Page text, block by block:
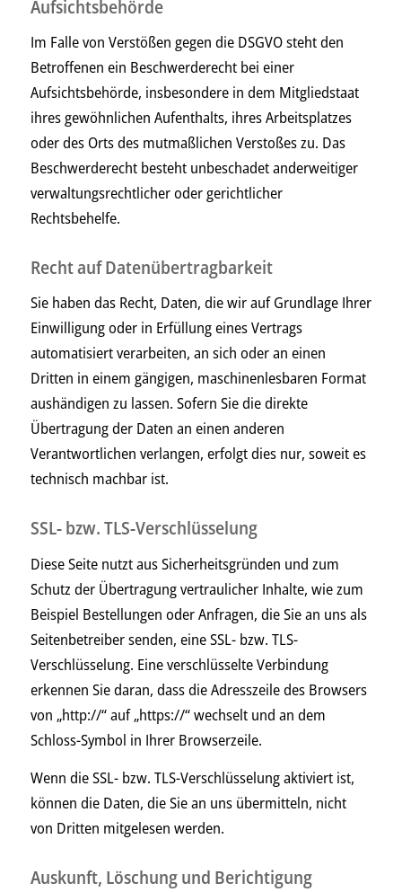
Aufsichts­behörde
Im Falle von Verstößen gegen die DSGVO steht den
Betroffenen ein Beschwerderecht bei einer
Aufsichtsbehörde, insbesondere in dem Mitgliedstaat
ihres gewöhnlichen Aufenthalts, ihres Arbeitsplatzes
oder des Orts des mutmaßlichen Verstoßes zu. Das
Beschwerderecht besteht unbeschadet anderweitiger
verwaltungsrechtlicher oder gerichtlicher
Rechtsbehelfe.
Recht auf Daten­übertrag­barkeit
Sie haben das Recht, Daten, die wir auf Grundlage Ihrer
Einwilligung oder in Erfüllung eines Vertrags
automatisiert verarbeiten, an sich oder an einen
Dritten in einem gängigen, maschinenlesbaren Format
aushändigen zu lassen. Sofern Sie die direkte
Übertragung der Daten an einen anderen
Verantwortlichen verlangen, erfolgt dies nur, soweit es
technisch machbar ist.
SSL- bzw. TLS-Verschlüsselung
Diese Seite nutzt aus Sicherheitsgründen und zum
Schutz der Übertragung vertraulicher Inhalte, wie zum
Beispiel Bestellungen oder Anfragen, die Sie an uns als
Seitenbetreiber senden, eine SSL- bzw. TLS-
Verschlüsselung. Eine verschlüsselte Verbindung
erkennen Sie daran, dass die Adresszeile des Browsers
von „http://“ auf „https://“ wechselt und an dem
Schloss-Symbol in Ihrer Browserzeile.
Wenn die SSL- bzw. TLS-Verschlüsselung aktiviert ist,
können die Daten, die Sie an uns übermitteln, nicht
von Dritten mitgelesen werden.
Auskunft, Löschung und Berichtigung